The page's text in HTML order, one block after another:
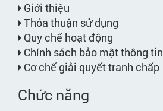
Giới thiệu
Thỏa thuận sử dụng
Quy chế hoạt động
Chính sách bảo mật thông tin
Cơ chế giải quyết tranh chấp
Chức năng